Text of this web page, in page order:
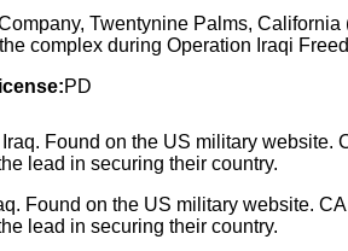
Twentynine Palms,
complex during Operation Iraqi
PD
Found on the US military website.
lead in securing their country.